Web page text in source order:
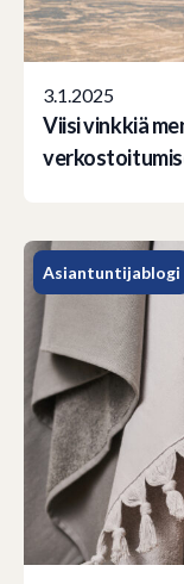
3.1.2025
Viisi vinkkiä
Asiantuntijablogi